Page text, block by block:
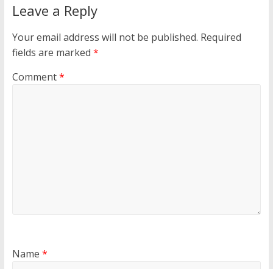
Leave a Reply
Your email address will not be published. Required
fields are marked *
Comment*
Name *